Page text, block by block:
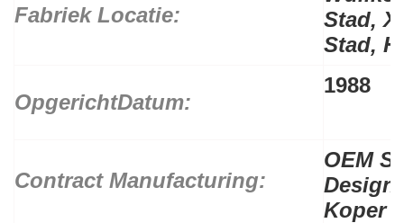
Fabriek Locatie:
Stad,
Stad,
OpgerichtDatum:
1988
Contract Manufacturing:
OEM
Design
Koper